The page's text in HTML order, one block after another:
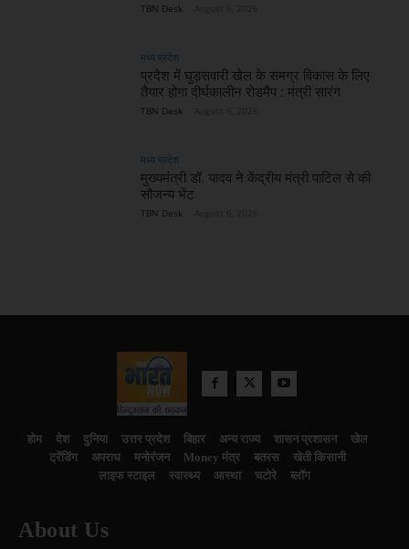
TBN Desk
मध्य प्रदेश
प्रदेश में घुड़सवारी खेल के समग्र विकास के लिए
तैयार होगा दीर्घकालीन रोडमैप : मंत्री सारंग
TBN Desk
मध्य प्रदेश
मुख्यमंत्री डॉ. यादव ने केंद्रीय मंत्री पाटिल से की
सौजन्य भेंट
TBN Desk
होम देश दुनिया उत्तर प्रदेश बिहार अन्य राज्य शासन प्रशासन
खेल
ट्रेंडिंग
अपराध मनोरंजन Money मंत्र बतरस
खेती किसानी
लाइफ स्टाइल
स्वास्थ्य आस्था चटोरे ब्लॉग
About Us